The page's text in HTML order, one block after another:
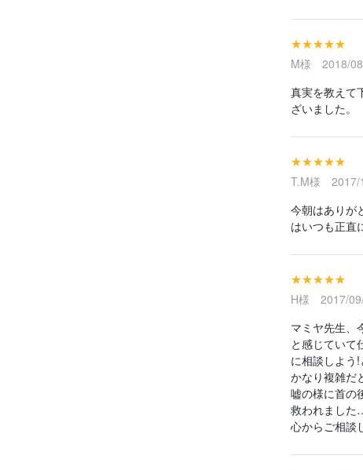
★★★★★
M様 2018/
真実を教えて
ざいました。
★★★★★
T.M様 2017/
今朝はありが
はいつも正直
★★★★★
H様 2017/
マミヤ先生、
と感じていて
に相談しよう
かなり複雑だ
嘘の様に首の
救われました
心からご相談